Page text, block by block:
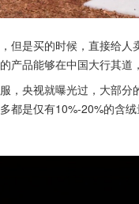
但是买的时候，直接给
产品能够在中国大行其道
，央视就曝光过，大部
都是仅有10%-20%的含绒